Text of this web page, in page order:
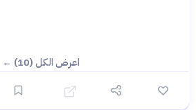
اعرض الكل (10) ←